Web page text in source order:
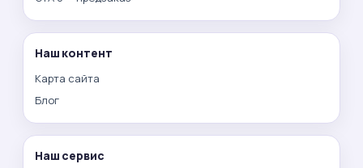
Наш контент
Карта сайта
Блог
Наш сервис